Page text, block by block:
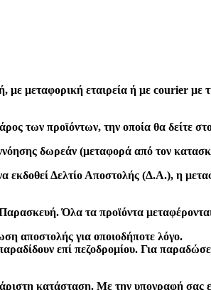
μεταφορική εταιρεία ή με courier με
των προϊόντων, την οποία θα δείτε
δωρεάν (μεταφορά από τον
εκδοθεί Δελτίο Αποστολής (Δ.Α.), η
Όλα τα προϊόντα
αποστολής για οποιοδήποτε λόγο.
επί πεζοδρομίου. Για
κατάσταση. Με την υπογραφή σας